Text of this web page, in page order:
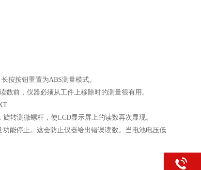
按按钮重置为ABS测量模式。
前，仪器必须从工件上移除时的测量很有用。
转测微螺杆，使LCD显示屏上的读数再次显现。
能停止。这会防止仪器给出错误读数。当电池电压低